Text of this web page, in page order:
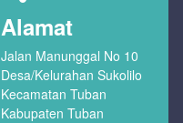
Alamat
Jalan Manunggal No 10
Desa/Kelurahan Sukolilo
Kecamatan Tuban
Kabupaten Tuban